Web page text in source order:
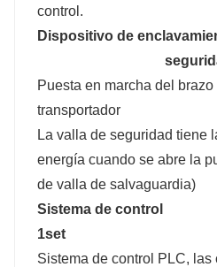
control.
Dispositivo de
Puesta en marcha del
transportador
La valla de seguridad tiene
energía cuando se abre la
de valla de salvaguardia)
Sistema de
1set
Sistema de control PLC,